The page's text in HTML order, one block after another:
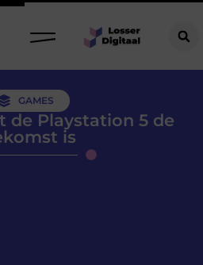
GAMES
de Playstation 5 de
is